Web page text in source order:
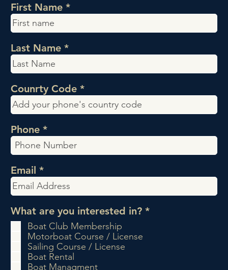
First Name
Last Name
Email
Phone
What are you interested in? *P
Boat Club Membership
Motorboat Course / License
Sailing Course / License
Boat Rental
Boat Managment
Counrty Code